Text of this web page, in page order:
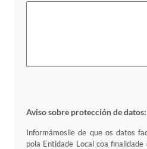
Aviso sobre protección de datos:
Informámoslle de que os datos
pola Entidade Local coa